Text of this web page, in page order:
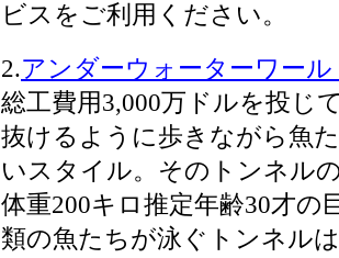
ビスをご利用ください。
2.アンダーウォーターワール
総工費用3,000万ドルを投じ
抜けるように歩きながら魚
いスタイル。そのトンネル
体重200キロ推定年齢30才の
類の魚たちが泳ぐトンネル